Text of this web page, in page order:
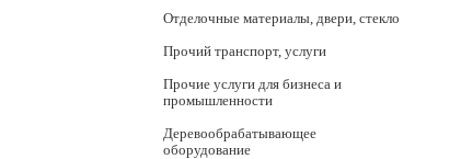
Отделочные материалы, двери, стекло
Прочий транспорт, услуги
Прочие услуги для бизнеса и
промышленности
Деревообрабатывающее
оборудование